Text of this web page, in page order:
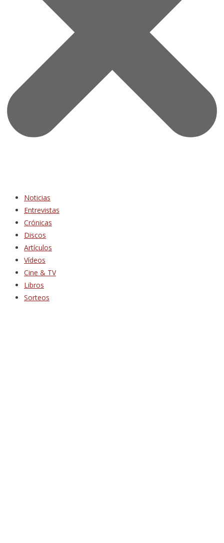
Noticias
Entrevistas
Crónicas
Discos
Artículos
Vídeos
Cine & TV
Libros
Sorteos